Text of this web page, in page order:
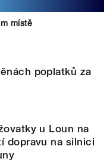
místě
poplatků za
u Loun na
dopravu na silnici